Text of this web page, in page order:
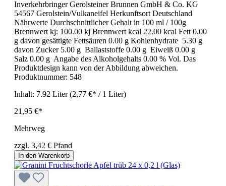
Inverkehrbringer Gerolsteiner Brunnen GmbH & Co. KG
54567 Gerolstein/Vulkaneifel Herkunftsort Deutschland
Nährwerte Durchschnittlicher Gehalt in 100 ml / 100g
Brennwert kj: 100.00 kj Brennwert kcal 22.00 kcal Fett 0.00
g davon gesättigte Fettsäuren 0.00 g Kohlenhydrate 5.30 g
davon Zucker 5.00 g Ballaststoffe 0.00 g Eiweiß 0.00 g
Salz 0.00 g Angabe des Alkoholgehalts 0.00 % Vol. Das
Produktdesign kann von der Abbildung abweichen.
Produktnummer: 548
Inhalt: 7.92 Liter(2,77 €* / 1 Liter)
21,95 €*
Mehrweg
zzgl. 3,42 € Pfand
In den Warenkorb